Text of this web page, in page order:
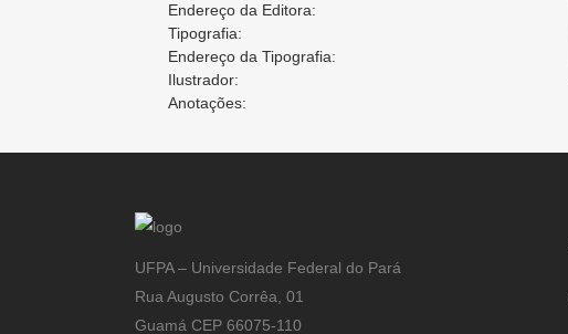
Endereço da Editora:
Tipografia:
Endereço da Tipografia:
Ilustrador:
Anotações:
UFPA – Universidade Federal do Pará
Rua Augusto Corrêa, 01
Guamá CEP 66075-110